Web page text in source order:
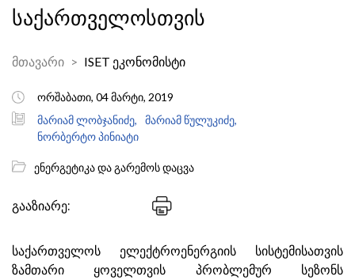
საქართველოსთვის
მთავარი ISET ეკონომისტი
ორშაბათი, 04 მარტი, 2019
მარიამ ლობჯანიძე,
მარიამ წულუკიძე,
ნორბერტო პინიატი
ენერგეტიკა და გარემოს დაცვა
გააზიარე:
საქართველოს ელექტროენერგიის სისტემისათვის
ზამთარი ყოველთვის პრობლემურ სეზონს